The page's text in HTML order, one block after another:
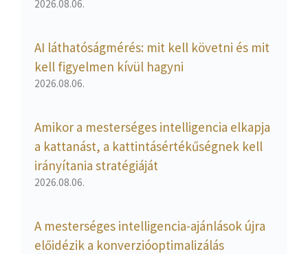
2026.08.06.
AI láthatóságmérés: mit kell követni és mit
kell figyelmen kívül hagyni
2026.08.06.
Amikor a mesterséges intelligencia elkapja
a kattanást, a kattintásértékűségnek kell
irányítania stratégiáját
2026.08.06.
A mesterséges intelligencia-ajánlások újra
előidézik a konverzióoptimalizálás